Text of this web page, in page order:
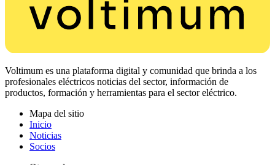
Voltimum es una plataforma digital y comunidad que brinda a los
profesionales eléctricos noticias del sector, información de
productos, formación y herramientas para el sector eléctrico.
Mapa del sitio
Inicio
Noticias
Socios